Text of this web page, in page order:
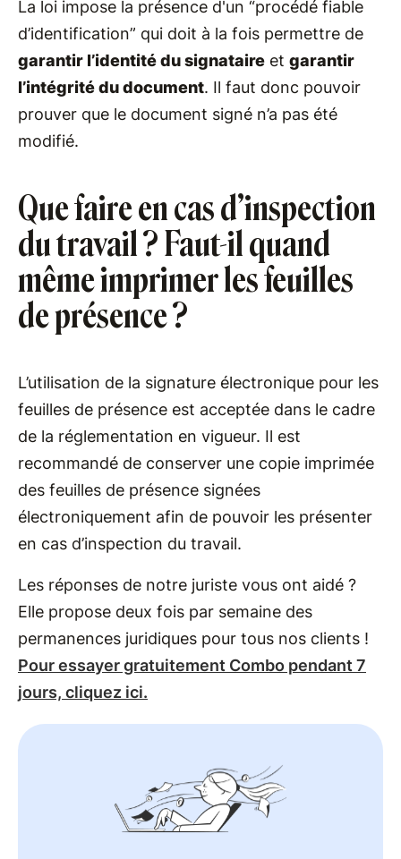
La loi impose la présence d'un “procédé fiable
d’identification” qui doit à la fois permettre de
garantir l’identité du signataire et garantir
l’intégrité du document. Il faut donc pouvoir
prouver que le document signé n’a pas été
modifié.
Que faire en cas d’inspection
du travail ? Faut-il quand
même imprimer les feuilles
de présence ?
L’utilisation de la signature électronique pour les
feuilles de présence est acceptée dans le cadre
de la réglementation en vigueur. Il est
recommandé de conserver une copie imprimée
des feuilles de présence signées
électroniquement afin de pouvoir les présenter
en cas d’inspection du travail.
Les réponses de notre juriste vous ont aidé ?
Elle propose deux fois par semaine des
permanences juridiques pour tous nos clients !
Pour essayer gratuitement Combo pendant 7
jours, cliquez ici.